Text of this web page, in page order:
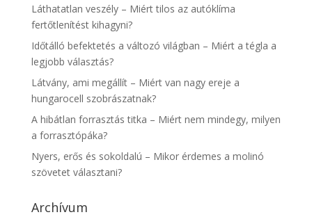
Láthatatlan veszély – Miért tilos az autóklíma
fertőtlenítést kihagyni?
Időtálló befektetés a változó világban – Miért a tégla a
legjobb választás?
Látvány, ami megállít – Miért van nagy ereje a
hungarocell szobrászatnak?
A hibátlan forrasztás titka – Miért nem mindegy, milyen
a forrasztópáka?
Nyers, erős és sokoldalú – Mikor érdemes a molinó
szövetet választani?
Archívum